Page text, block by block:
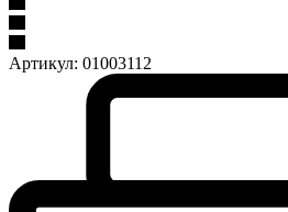
Артикул: 01003112